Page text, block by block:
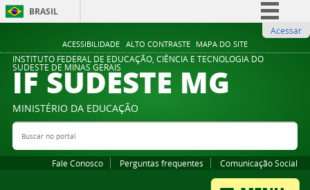
ACESSIBILIDADE ALTO CONTRASTE MAPA DO SITE
BRASIL
Comunica BR
Participe
Legislação
Acessar
INSTITUTO FEDERAL DE EDUCAÇÃO, CIÊNCIA E TECNOLOGIA DO
SUDESTE DE MINAS GERAIS
IF SUDESTE MG
MINISTÉRIO DA EDUCAÇÃO
Buscar no portal
Fale Conosco Perguntas frequentes Comunicação Social